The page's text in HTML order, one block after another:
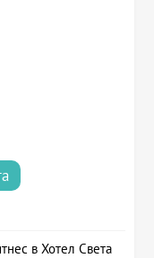
в Хотел Света